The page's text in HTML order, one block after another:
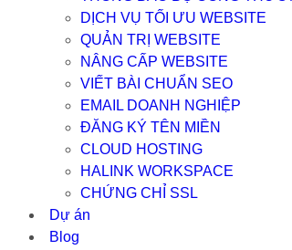
DỊCH VỤ TỐI ƯU WEBSITE
QUẢN TRỊ WEBSITE
NÂNG CẤP WEBSITE
VIẾT BÀI CHUẨN SEO
EMAIL DOANH NGHIỆP
ĐĂNG KÝ TÊN MIỀN
CLOUD HOSTING
HALINK WORKSPACE
CHỨNG CHỈ SSL
Dự án
Blog